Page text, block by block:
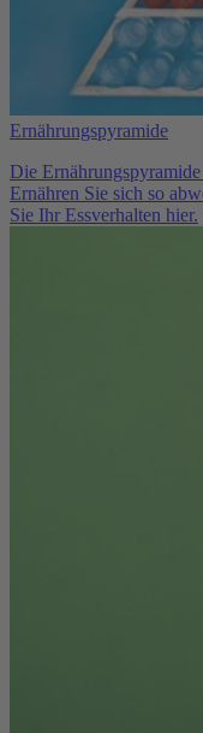
Ernährungspyramide
Die
Ernähren Sie sich so
Sie Ihr Essverhalten hier.